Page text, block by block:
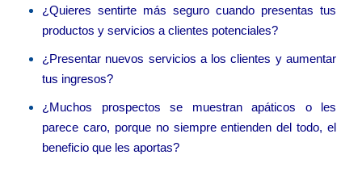
¿Quieres sentirte más seguro cuando presentas tus
productos y servicios a clientes potenciales?
¿Presentar nuevos servicios a los clientes y aumentar
tus ingresos?
¿Muchos prospectos se muestran apáticos o les
parece caro, porque no siempre entienden del todo, el
beneficio que les aportas?